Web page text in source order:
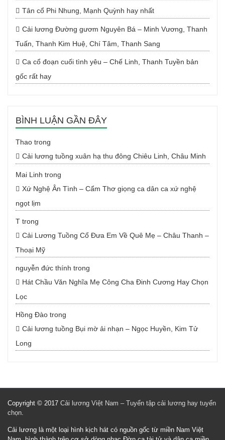
Tân cổ Phi Nhung, Mạnh Quỳnh hay nhất
Cải lương Đường gươm Nguyên Bá – Minh Vương, Thanh
Tuấn, Thanh Kim Huệ, Chí Tâm, Thanh Sang
Ca cổ đoạn cuối tình yêu – Chế Linh, Thanh Tuyền bản
gốc rất hay
BÌNH LUẬN GẦN ĐÂY
Thao trong
Cải lương tuồng xuân hạ thu đông Chiêu Linh, Châu Minh
Mai Linh trong
Xứ Nghệ Ân Tình – Cẩm Thơ giọng ca dân ca xứ nghệ
ngọt lịm
T trong
Cải Lương Tuồng Cổ Đưa Em Về Quê Mẹ – Châu Thanh –
Thoại Mỹ
nguyễn đức thính trong
Hát Chầu Văn Nghĩa Mẹ Công Cha Đinh Cương Hay Chọn
Lọc
Hồng Đào trong
Cải lương tuồng Bụi mờ ải nhạn – Ngọc Huyền, Kim Tử
Long
Copyright © 2017 Cải lương Việt Nam – Tuyển tập cải lương hay tuyển
chọn.
Cải lương là một loại hình kịch hát có nguồn gốc từ miền Nam Việt